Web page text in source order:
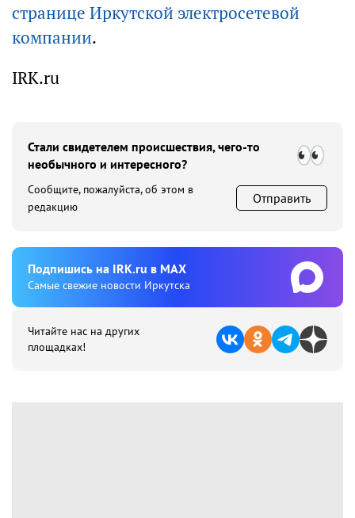
странице Иркутской электросетевой
компании.
IRK.ru
Стали свидетелем происшествия, чего-то
необычного и интересного?
Сообщите, пожалуйста, об этом в
редакцию
Отправить
Подпишиcь на IRK.ru в MAX
Cамые свежие новости Иркутска
Читайте нас на других
площадках!